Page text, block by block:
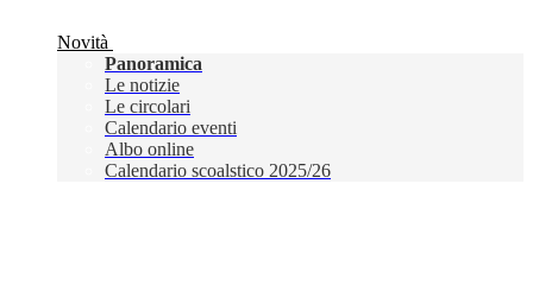
Novità
Panoramica
Le notizie
Le circolari
Calendario eventi
Albo online
Calendario scoalstico 2025/26